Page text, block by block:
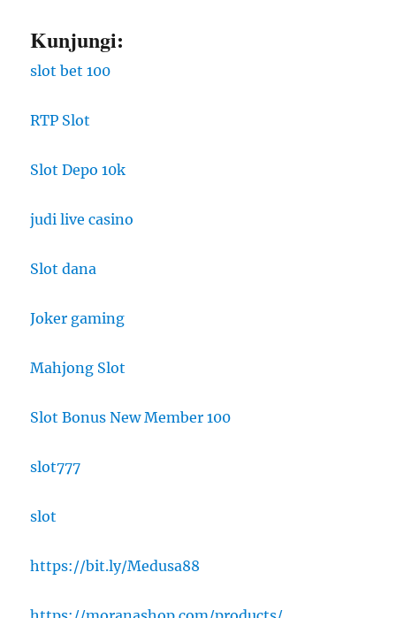
Kunjungi:
slot bet 100
RTP Slot
Slot Depo 10k
judi live casino
Slot dana
Joker gaming
Mahjong Slot
Slot Bonus New Member 100
slot777
slot
https://bit.ly/Medusa88